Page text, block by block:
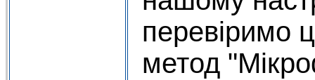
перевіримо
метод